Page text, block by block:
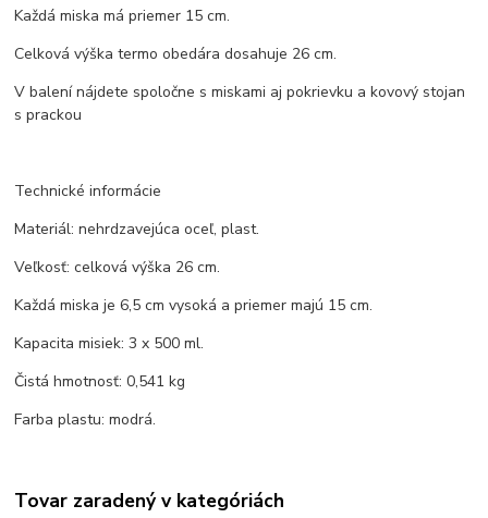
Každá miska má priemer 15 cm.
Celková výška termo obedára dosahuje 26 cm.
V balení nájdete spoločne s miskami aj pokrievku a kovový stojan
s prackou
Technické informácie
Materiál: nehrdzavejúca oceľ, plast.
Veľkosť: celková výška 26 cm.
Každá miska je 6,5 cm vysoká a priemer majú 15 cm.
Kapacita misiek: 3 x 500 ml.
Čistá hmotnosť: 0,541 kg
Farba plastu: modrá.
Tovar zaradený v kategóriách